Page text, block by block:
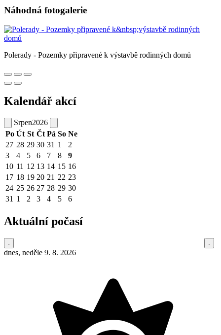
Náhodná fotogalerie
Polerady - Pozemky připravené k výstavbě rodinných domů
Kalendář akcí
Srpen2026
Po Út St Čt Pá So Ne
27 28 29 30 31 1
2
3
4 5 6 7 8
9
10 11 12 13 14 15 16
17 18 19 20 21 22 23
24 25 26 27 28 29 30
31 1 2 3 4 5 6
Aktuální počasí
dnes, neděle 9. 8. 2026